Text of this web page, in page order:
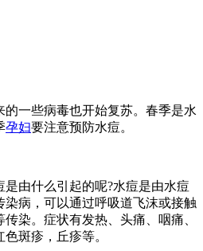
一些病毒也开始复苏。春季是水
孕妇要注意预防水痘。
由什么引起的呢?水痘是由水痘
病，可以通过呼吸道飞沫或接触
染。症状有发热、头痛、咽痛、
斑疹，丘疹等。